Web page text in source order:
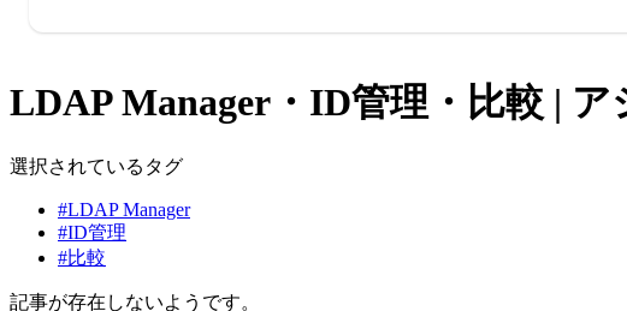
LDAP Manager・ID管理・比較 |
選択されているタグ
#LDAP Manager
#ID管理
#比較
記事が存在しないようです。